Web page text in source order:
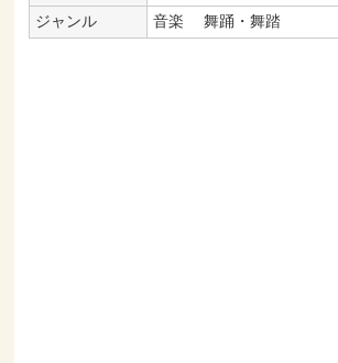
ジャンル
音楽 舞踊・舞踏